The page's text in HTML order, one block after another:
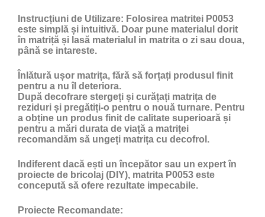
Instrucțiuni de Utilizare: Folosirea matritei P0053
este simplă și intuitivă. Doar pune materialul dorit
în matriță și lasă materialul in matrita o zi sau doua,
până se intareste.
Înlătură ușor matrița, fără să forțați produsul finit
pentru a nu îl deteriora.
După decofrare stergeți și curățați matrița de
reziduri și pregătiți-o pentru o nouă turnare. Pentru
a obține un produs finit de calitate superioară și
pentru a mări durata de viață a matriței
recomandăm să ungeți matrița cu decofrol .
Indiferent dacă ești un începător sau un expert în
proiecte de bricolaj (DIY), matrita P0053 este
concepută să ofere rezultate impecabile.
Proiecte Recomandate: